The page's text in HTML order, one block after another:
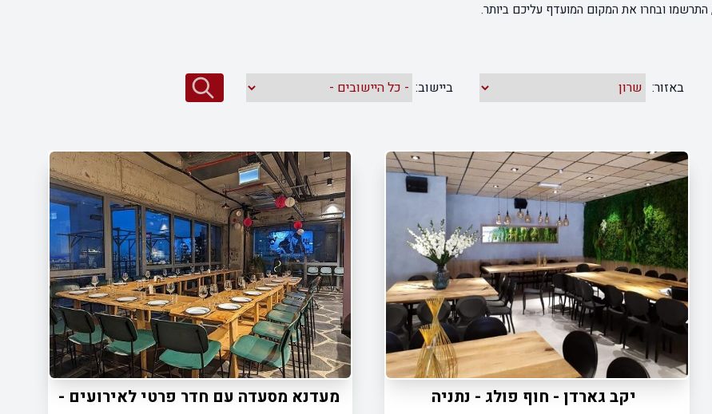
התרשמו ובחרו את המקום המועדף עליכם ביותר.
באזור: ביישוב:
יקב גארדן - חוף פולג - נתניה מעדנא מסעדה עם חדר פרטי לאירועים - רעננה